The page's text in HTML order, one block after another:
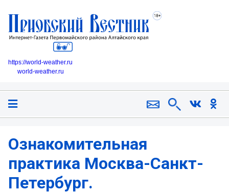
https://world-weather.ru
world-weather.ru
️Ознакомительная
практика Москва-Санкт-
Петербург.